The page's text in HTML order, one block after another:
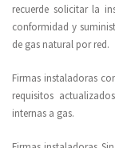
recuerde solicitar la
conformidad y
de gas natural por red.
Firmas instaladoras
requisitos
internas a gas.